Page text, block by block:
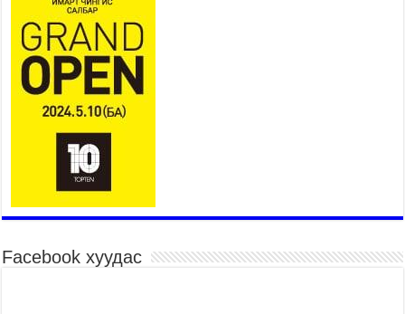
2026 оны 7 сар 15 / 11 цаг 45 минут
Үндэсний их баяр наадмын сур харвааны
шагналыг нийслэлийн Засаг дарга бөгөөд
Улаанбаатар хотын Захирагч Б.Пүрэвдагва
гардууллаа
2026 оны 7 сар 15 / 11 цаг 41 минут
Нийслэлийн Эрүүл мэндийн газраас 45 баг
иргэдэд тусламж, үйлчилгээ үзүүлж байна
2026 оны 7 сар 15 / 11 цаг 30 минут
Хүчит бөхийн барилдааны тавын даваа
үргэлжилж байна
Төв цэнгэлдэх орчмын цэвэрлэгээ, үйлчилгээнд
Facebook хуудас